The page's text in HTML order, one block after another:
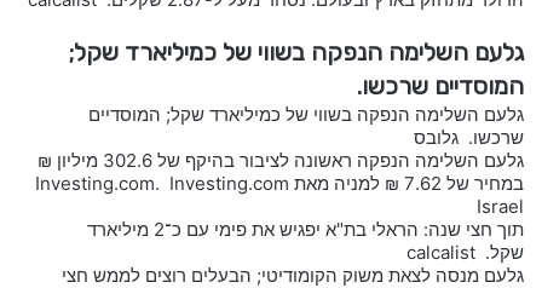
גלעם השלימה הנפקה בשווי של כמיליארד שקל;
המוסדיים שרכשו.
גלעם השלימה הנפקה בשווי של כמיליארד שקל; המוסדיים
שרכשו. גלובס
גלעם השלימה הנפקה ראשונה לציבור בהיקף של 302.6 מיליון ₪
במחיר של 7.62 ₪ למניה מאת Investing.com. Investing.com
Israel
תוך חצי שנה: הראלי בת"א יפגיש את פימי עם כ־2 מיליארד
שקל. calcalist
גלעם מנסה לצאת משוק הקומודיטי; הבעלים רוצים לממש חצי